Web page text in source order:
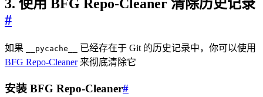
3. 使用 BFG Repo-Cleaner 清除历史记录
#
如果 __pycache__
已经存在于 Git 的历史记录中，你可以使用
BFG Repo-Cleaner来彻底清除它
安装 BFG Repo-Cleaner#